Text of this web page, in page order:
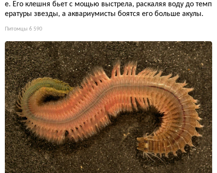
е. Его клешня бьет с мощью выстрела, раскаляя воду до темп
ературы звезды, а аквариумисты боятся его больше акулы.
Питомцы 6 590